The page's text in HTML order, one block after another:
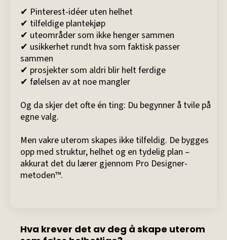
✔ Pinterest-idéer uten helhet
✔ tilfeldige plantekjøp
✔ uteområder som ikke henger sammen
✔ usikkerhet rundt hva som faktisk passer
sammen
✔ prosjekter som aldri blir helt ferdige
✔ følelsen av at noe mangler
Og da skjer det ofte én ting: Du begynner å tvile på
egne valg.
Men vakre uterom skapes ikke tilfeldig. De bygges
opp med struktur, helhet og en tydelig plan –
akkurat det du lærer gjennom Pro Designer-
metoden™.
Hva krever det av deg å skape uterom